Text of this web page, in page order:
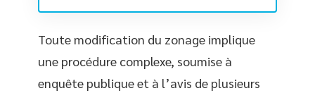
Toute modification du zonage implique
une procédure complexe, soumise à
enquête publique et à l’avis de plusieurs